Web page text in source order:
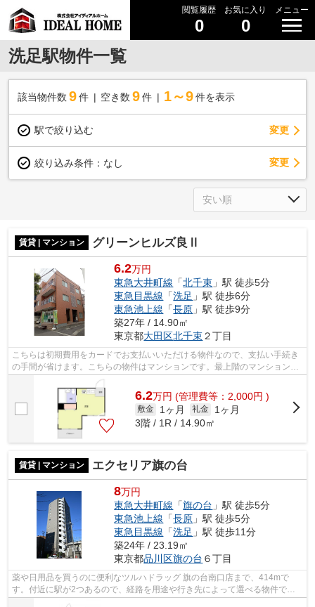
閲覧履歴
0
お気に入り
0
メニュー
洗足駅物件一覧
該当物件数 9件 空き数 9 件 1～9 件を表示
駅で絞り込む 変更
絞り込み条件： なし 変更
賃貸 | マンション グリーンヒルズ良Ⅱ
6.2万円
東急大井町線 「北千束 」駅 徒歩5分
東急目黒線 「洗足 」駅 徒歩6分
東急池上線 「長原 」駅 徒歩9分
築27年 / 14.90㎡
東京都大田区北千束２丁目
こちらは初期費用をカードでお支払いいただける物件なので、支払い手続き
の手間が省けます。こちらの物件はマンションです。最上階のマンションで
す。徒歩5分で駅にアクセスできる物件...
6.2万円 (管理費等：2,000円 )
敷金 1ヶ月 礼金
1ヶ月
3階 / 1R / 14.90㎡
賃貸 | マンション エクセリア旗の台
8万円
東急大井町線 「旗の台 」駅 徒歩5分
東急池上線 「長原 」駅 徒歩5分
東急目黒線 「洗足 」駅 徒歩11分
築24年 / 23.19㎡
東京都品川区旗の台 ６丁目
薬や日用品を買うのに便利なツルハドラッグ 旗の台南口店まで、414mで
す。付近に駅が2つあるので、経路を用途や行き先によって選べる物件で
す。こちらの物件はマンションです。駅まで...